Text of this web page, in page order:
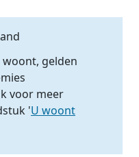
gelden
voor meer
'U woont